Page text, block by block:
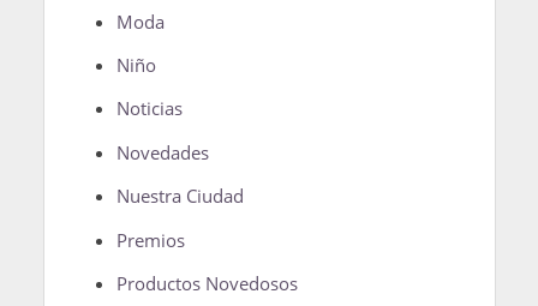
Moda
Niño
Noticias
Novedades
Nuestra Ciudad
Premios
Productos Novedosos